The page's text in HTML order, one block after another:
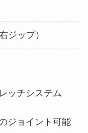
ジップ）
ッチシステム
ジョイント可能